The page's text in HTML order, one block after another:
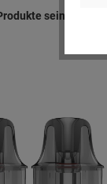
sein, die